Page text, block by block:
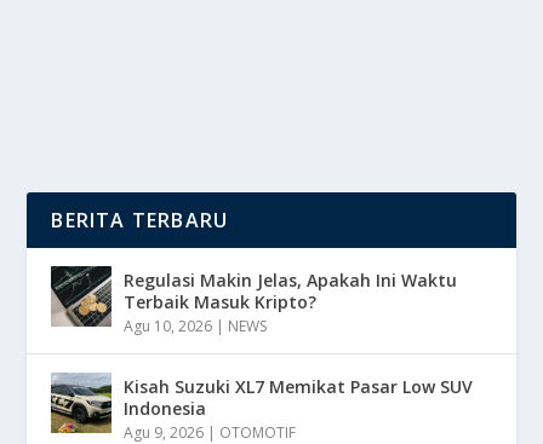
BERITA TERBARU
Regulasi Makin Jelas, Apakah Ini Waktu
Terbaik Masuk Kripto?
Agu 10, 2026 | NEWS
Kisah Suzuki XL7 Memikat Pasar Low SUV
Indonesia
Agu 9, 2026 | OTOMOTIF